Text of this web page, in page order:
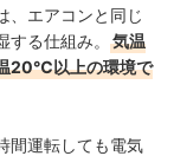
、エアコンと同じ
る仕組み。
気温
20℃以上の環境で
間運転しても電気